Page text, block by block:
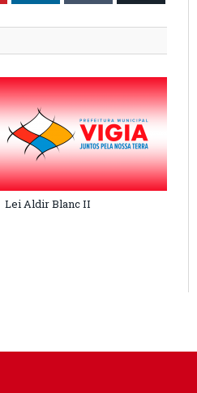
Lei Aldir Blanc II